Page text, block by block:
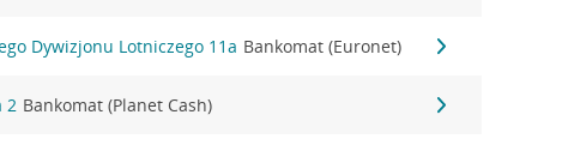
Dywizjonu Lotniczego 11a Bankomat (Euronet)
2 Bankomat (Planet Cash)